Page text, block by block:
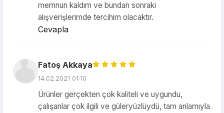
memnun kaldım ve bundan sonraki
alışverişlerimde tercihim olacaktır.
Cevapla
Fatoş Akkaya
14.02.2021 01:10
Ürünler gerçekten çok kaliteli ve uygundu,
çalışanlar çok ilgili ve güleryüzlüydü, tam anlamıyla